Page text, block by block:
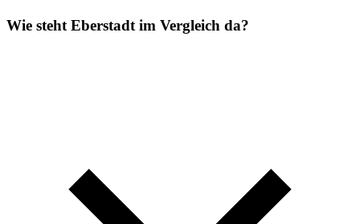
Wie steht Eberstadt im Vergleich da?